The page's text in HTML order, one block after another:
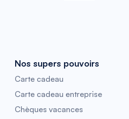
Nos supers pouvoirs
Carte cadeau
Carte cadeau entreprise
Chèques vacances